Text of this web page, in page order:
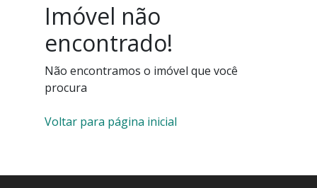
Imóvel não
encontrado!
Não encontramos o imóvel que você
procura
Voltar para página inicial